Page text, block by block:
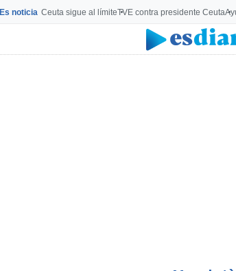
Es noticia Ceuta sigue al límiteTVE contra presidente Ceuta